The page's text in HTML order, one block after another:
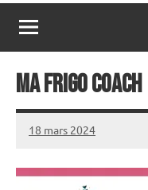
Coaching
Ma Frigo Coach
18 mars 2024
annuairecoaching